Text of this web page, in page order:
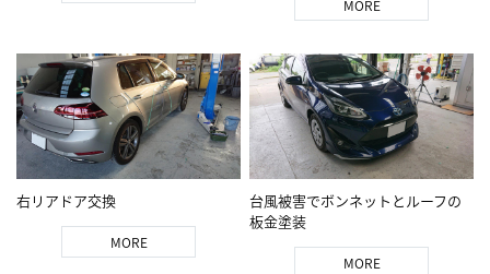
MORE
右リアドア交換
MORE
台風被害でボンネットとルーフの
板金塗装
MORE